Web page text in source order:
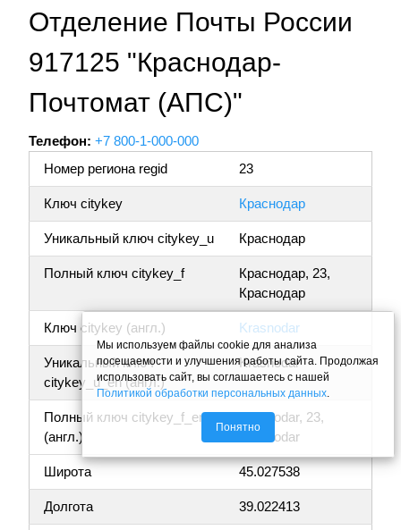
Отделение Почты России
917125 "Краснодар-
Почтомат (АПС)"
Телефон: +7 800-1-000-000
Номер региона regid
23
Ключ citykey Краснодар
Уникальный ключ citykey_u Краснодар
Полный ключ citykey_f
Краснодар, 23,
Краснодар
Ключ citykey (англ.) Krasnodar
Уникальный ключ
citykey_u_en (англ.)
Krasnodar
Полный ключ citykey_f_en
(англ.)
Krasnodar, 23,
Krasnodar
Широта 45.027538
Долгота 39.022413
Мы используем файлы cookie для анализа
посещаемости и улучшения работы сайта. Продолжая
использовать сайт, вы соглашаетесь с нашей
Политикой обработки персональных данных.
Понятно